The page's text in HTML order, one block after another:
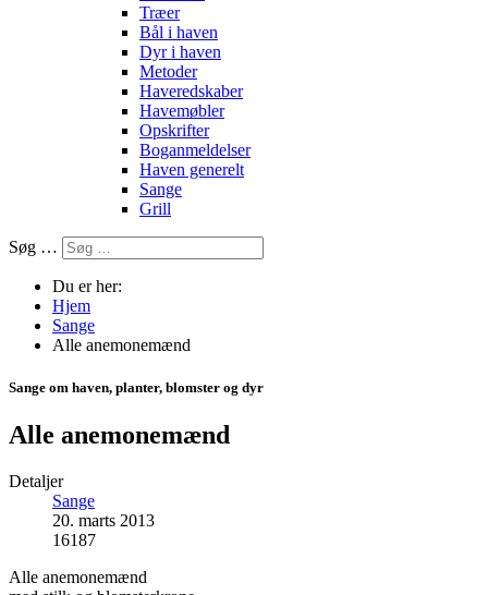
Træer
Bål i haven
Dyr i haven
Metoder
Haveredskaber
Havemøbler
Opskrifter
Boganmeldelser
Haven generelt
Sange
Grill
Søg …
Du er her:
Hjem
Sange
Alle anemonemænd
Sange om haven, planter, blomster og dyr
Alle anemonemænd
Detaljer
Sange
20. marts 2013
16187
Alle anemonemænd